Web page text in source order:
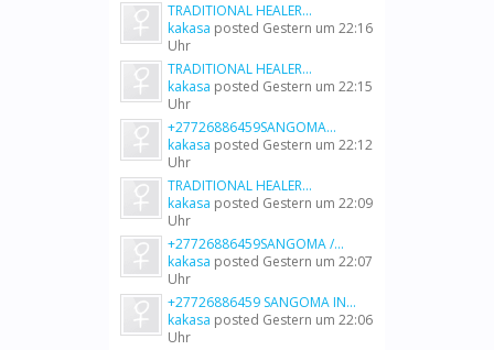
TRADITIONAL HEALER...
kakasa posted Gestern um 22:16
Uhr
TRADITIONAL HEALER...
kakasa posted Gestern um 22:15
Uhr
+27726886459SANGOMA...
kakasa posted Gestern um 22:12
Uhr
TRADITIONAL HEALER...
kakasa posted Gestern um 22:09
Uhr
+27726886459SANGOMA /...
kakasa posted Gestern um 22:07
Uhr
+27726886459 SANGOMA IN...
kakasa posted Gestern um 22:06
Uhr